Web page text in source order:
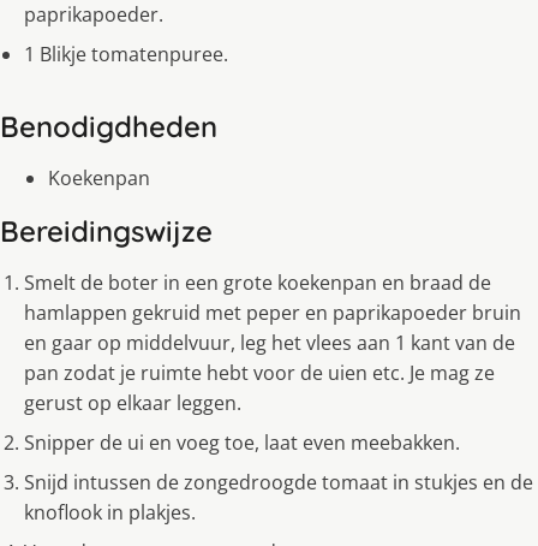
paprikapoeder.
1 Blikje tomatenpuree.
Benodigdheden
Koekenpan
Bereidingswijze
Smelt de boter in een grote koekenpan en braad de
hamlappen gekruid met peper en paprikapoeder bruin
en gaar op middelvuur, leg het vlees aan 1 kant van de
pan zodat je ruimte hebt voor de uien etc. Je mag ze
gerust op elkaar leggen.
Snipper de ui en voeg toe, laat even meebakken.
Snijd intussen de zongedroogde tomaat in stukjes en de
knoflook in plakjes.